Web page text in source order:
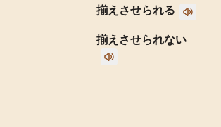
揃えさせられる
揃えさせられない